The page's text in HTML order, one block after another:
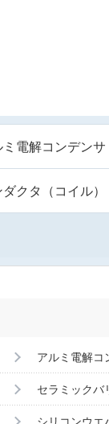
ミ電解コンデンサ
クタ（コイル）
アルミ電解コ
セラミックバ